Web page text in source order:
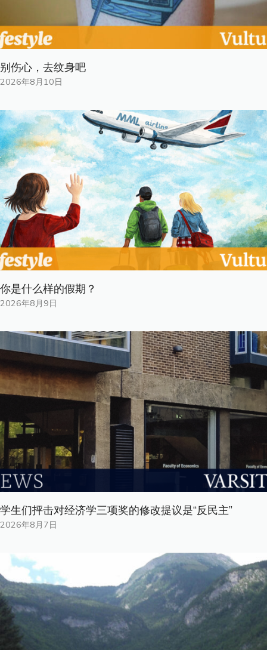
别伤心，去纹身吧
2026年8月10日
你是什​​么样的假期？
2026年8月9日
学生们抨击对经济学三项奖的修改提议是“反民主”
2026年8月7日